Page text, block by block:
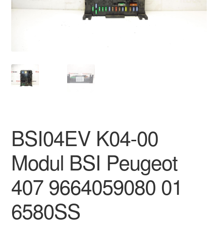
Obchodné podmienky
Platby
Reklamačný poriadok
BSI04EV K04-00
Modul BSI Peugeot
407 9664059080 01
6580SS